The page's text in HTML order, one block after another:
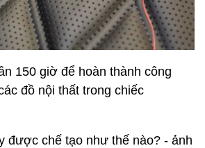
150 giờ để hoàn thành công
đồ nội thất trong chiếc